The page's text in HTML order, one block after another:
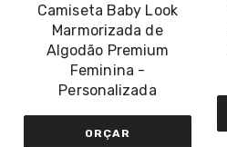
Camiseta Baby Look
Marmorizada de
Algodão Premium
Feminina -
Personalizada
ORÇAR